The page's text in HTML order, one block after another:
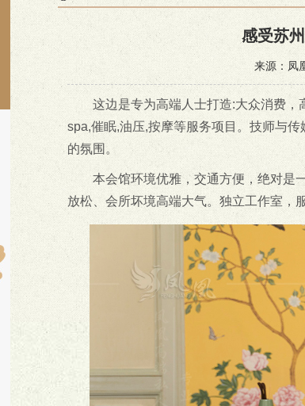
感受苏
来源：凤
这边是专为高端人士打造:大众消费
spa,催眠,油压,按摩等服务项目。技师与
的氛围。
本会馆环境优雅，交通方便，绝对是
放松、会所坏境高端大气。独立工作室，